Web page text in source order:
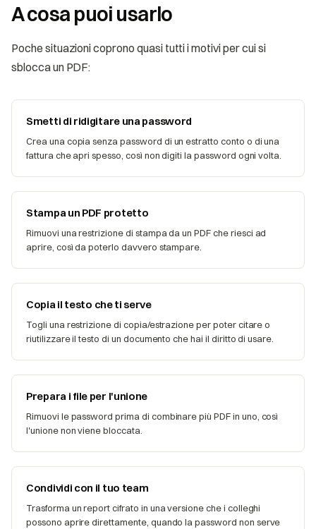
A cosa puoi usarlo
Poche situazioni coprono quasi tutti i motivi per cui si
sblocca un PDF:
Smetti di ridigitare una password
Crea una copia senza password di un estratto conto o di una
fattura che apri spesso, così non digiti la password ogni volta.
Stampa un PDF protetto
Rimuovi una restrizione di stampa da un PDF che riesci ad
aprire, così da poterlo davvero stampare.
Copia il testo che ti serve
Togli una restrizione di copia/estrazione per poter citare o
riutilizzare il testo di un documento che hai il diritto di usare.
Prepara i file per l'unione
Rimuovi le password prima di combinare più PDF in uno, così
l'unione non viene bloccata.
Condividi con il tuo team
Trasforma un report cifrato in una versione che i colleghi
possono aprire direttamente, quando la password non serve